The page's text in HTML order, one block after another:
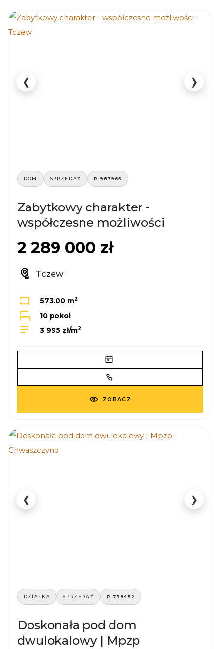
❮ ❯
DOM SPRZEDAŻ R-987965
Zabytkowy charakter -
współczesne możliwości
2 289 000 zł
Tczew
573.00 m2
10 pokoi
3 995 zł/m2
ZOBACZ
❮ ❯
DZIAŁKA SPRZEDAŻ R-738452
Doskonała pod dom
dwulokalowy | Mpzp